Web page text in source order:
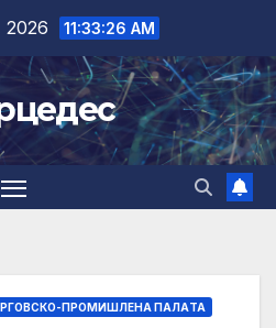
2026 11:33:27 AM
ПРОМИШЛЕНА ПАЛAТА